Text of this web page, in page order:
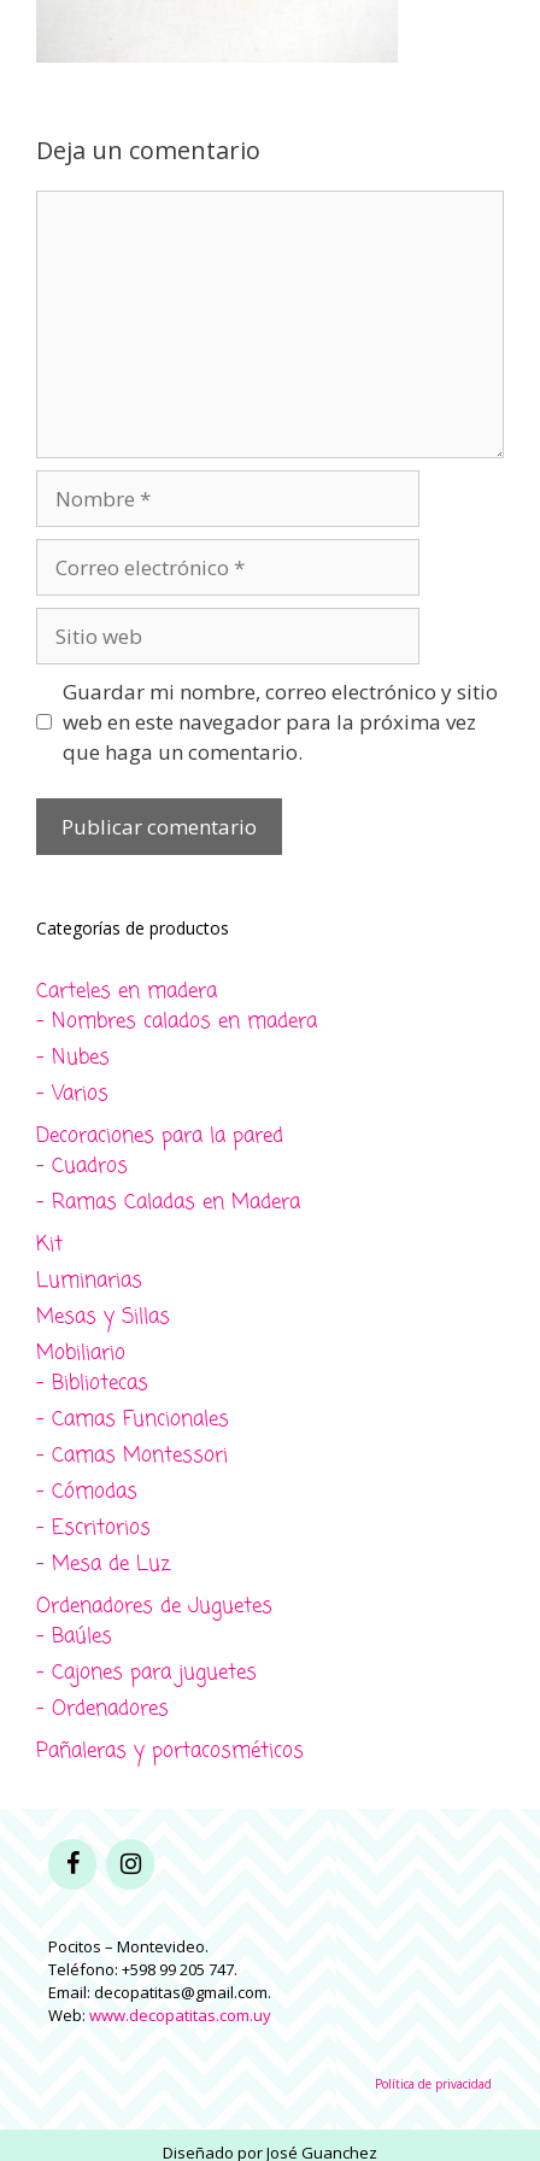
Deja un comentario
electrónico
web
Guardar mi nombre, correo electrónico y sitio
web en este navegador para la próxima vez
que haga un comentario.
Categorías de productos
Carteles en madera
- Nombres calados en madera
- Nubes
- Varios
Decoraciones para la pared
- Cuadros
- Ramas Caladas en Madera
Kit
Luminarias
Mesas y Sillas
Mobiliario
- Bibliotecas
- Camas Funcionales
- Camas Montessori
- Cómodas
- Escritorios
- Mesa de Luz
Ordenadores de Juguetes
- Baúles
- Cajones para juguetes
- Ordenadores
Pañaleras y portacosméticos
Pocitos – Montevideo.
Teléfono: +598 99 205 747.
Email: decopatitas@gmail.com.
Web: www.decopatitas.com.uy
Política de privacidad
Diseñado porJosé Guanchez